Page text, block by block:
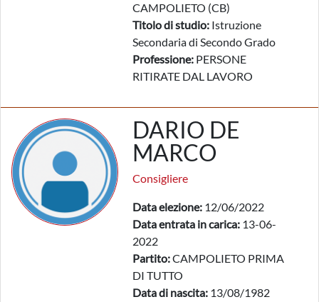
CAMPOLIETO (CB)
Titolo di studio: Istruzione
Secondaria di Secondo Grado
Professione: PERSONE
RITIRATE DAL LAVORO
DARIO DE
MARCO
Consigliere
Data elezione: 12/06/2022
Data entrata in carica: 13-06-
2022
Partito:CAMPOLIETO PRIMA
DI TUTTO
Data di nascita: 13/08/1982